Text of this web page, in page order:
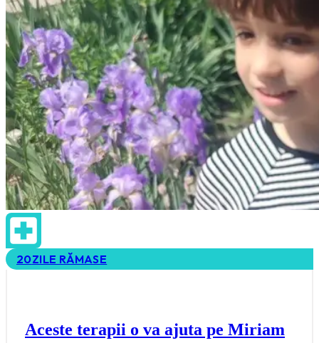
20ZILE RĂMASE
Aceste terapii o va ajuta pe Miriam